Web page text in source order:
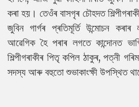
কৰা হয়। তেওঁৰ বাসগৃৰ চৌহদত
জুবিন গাৰ্গৰ প্ৰতিমূৰ্তি উন্মোচন
আৱেগিক হৈ পৰাৰ লগতে কান্দোনত
শিল্পীগৰাকীৰ পিতৃ কপিল ঠাকুৰ, পত্নী
সদস্য আৰু বহুতো শুভাকাংক্ষী উপস্থিত